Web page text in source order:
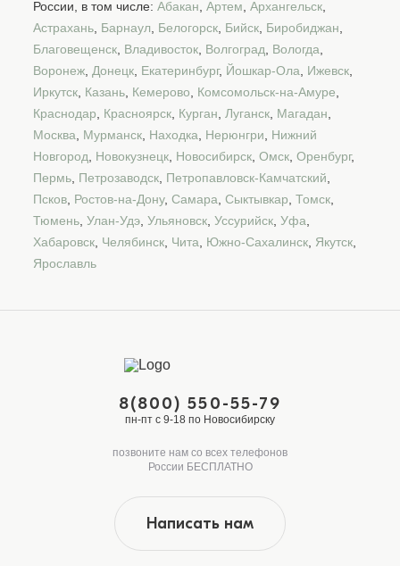
России, в том числе: Абакан Артем Архангельск
Астрахань Барнаул Белогорск Бийск Биробиджан
Благовещенск Владивосток Волгоград Вологда
Воронеж Донецк Екатеринбург, Йошкар-Ола Ижевск
Иркутск Казань Кемерово Комсомольск-на-Амуре
Краснодар
Красноярск Курган Луганск Магадан
Москва
Мурманск Находка Нерюнгри
Нижний
Новгород
Новокузнецк Новосибирск Омск Оренбург,
Пермь Петрозаводск Петропавловск-Камчатский
Псков Ростов-на-Дону, Самара Сыктывкар Томск
Тюмень Улан-Удэ Ульяновск Уссурийск Уфа
Хабаровск Челябинск Чита Южно-Сахалинск Якутск
Ярославль
8(800) 550-55-79
пн-пт с 9-18 по Новосибирску
позвоните нам со всех телефонов
России БЕСПЛАТНО
Написать нам